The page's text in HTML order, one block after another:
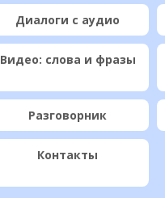
Диалоги с аудио
Видео: слова и фразы
Разговорник
Контакты